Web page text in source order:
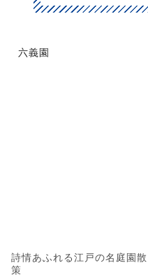
六義園
詩情あふれる江戸の名庭園散
策